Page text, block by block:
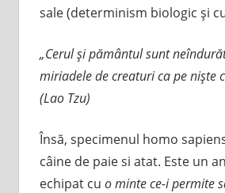
sale (determinism biologic şi
„Cerul şi pământul sunt
miriadele de creaturi ca pe nişte
(Lao Tzu)
Însă, specimenul homo
câine de paie si atat. Este un
echipat cu o minte ce-i permite